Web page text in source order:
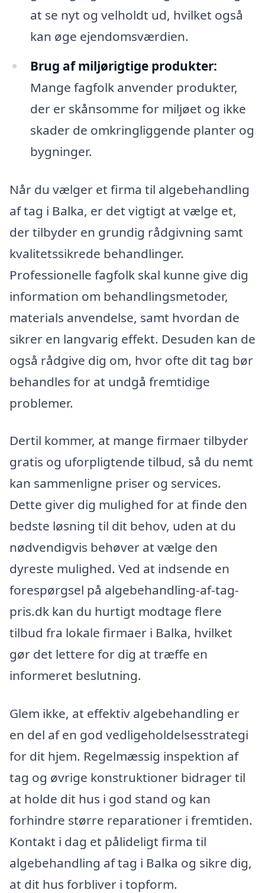
at se nyt og velholdt ud, hvilket også
kan øge ejendomsværdien.
Brug af miljørigtige produkter:
Mange fagfolk anvender produkter,
der er skånsomme for miljøet og ikke
skader de omkringliggende planter og
bygninger.
Når du vælger et firma til algebehandling
af tag i Balka, er det vigtigt at vælge et,
der tilbyder en grundig rådgivning samt
kvalitetssikrede behandlinger.
Professionelle fagfolk skal kunne give dig
information om behandlingsmetoder,
materials anvendelse, samt hvordan de
sikrer en langvarig effekt. Desuden kan de
også rådgive dig om, hvor ofte dit tag bør
behandles for at undgå fremtidige
problemer.
Dertil kommer, at mange firmaer tilbyder
gratis og uforpligtende tilbud, så du nemt
kan sammenligne priser og services.
Dette giver dig mulighed for at finde den
bedste løsning til dit behov, uden at du
nødvendigvis behøver at vælge den
dyreste mulighed. Ved at indsende en
forespørgsel på algebehandling-af-tag-
pris.dk kan du hurtigt modtage flere
tilbud fra lokale firmaer i Balka, hvilket
gør det lettere for dig at træffe en
informeret beslutning.
Glem ikke, at effektiv algebehandling er
en del af en god vedligeholdelsesstrategi
for dit hjem. Regelmæssig inspektion af
tag og øvrige konstruktioner bidrager til
at holde dit hus i god stand og kan
forhindre større reparationer i fremtiden.
Kontakt i dag et pålideligt firma til
algebehandling af tag i Balka og sikre dig,
at dit hus forbliver i topform.